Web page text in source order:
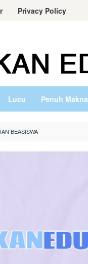
Privacy Policy
Lucu Penuh Makna
BEASISWA